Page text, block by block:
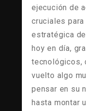
ejecución de
cruciales
estratégica
hoy en día,
tecnológicos,
vuelto algo
pensar en su
hasta montar